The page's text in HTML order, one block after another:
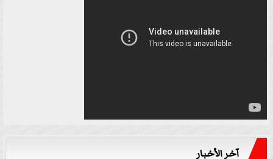
آخر الأخبار